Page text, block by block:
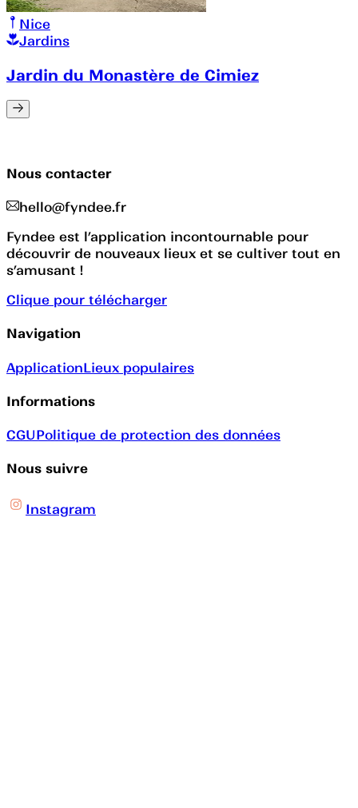
Nice
Jardins
Jardin du Monastère de Cimiez
Nous contacter
hello@fyndee.fr
Fyndee est l’application incontournable pour
découvrir de nouveaux lieux et se cultiver tout en
s’amusant !
Clique pour télécharger
Navigation
ApplicationLieux populaires
Informations
CGUPolitique de protection des données
Nous suivre
Instagram